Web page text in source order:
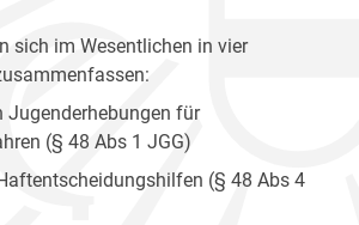
sich im Wesentlichen in vier
Jugenderhebungen für
(§ 48 Abs 1 JGG)
(§ 48 Abs 4